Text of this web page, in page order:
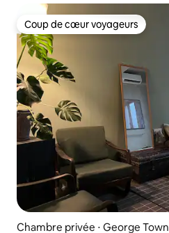
Coup de cœur voyageurs
Coup de cœur voyageurs
Chambre privée ⋅ George Town